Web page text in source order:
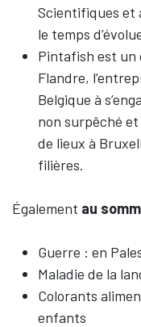
Scientifiques et
le temps
Pintafish est un
Flandre,
Belgique à
non surpêché
de lieux à
filières.
Également au
Guerre : en
Maladie de la
Colorants
enfants